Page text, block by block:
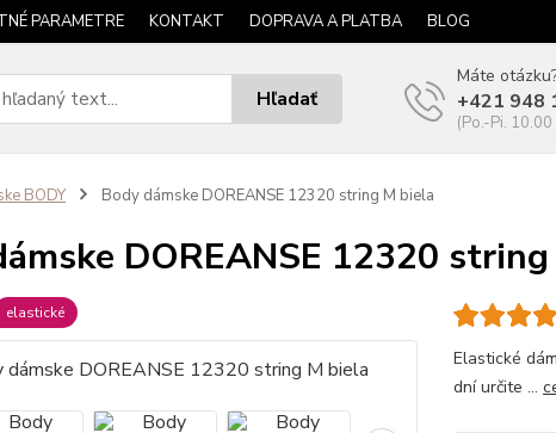
PARAMETRE KONTAKT DOPRAVA A PLATBA BLOG
Hľadať
Máte
+421 948
(Po.-Pi.
BODY Body dámske DOREANSE 12320 string M biela
DOREANSE 12320
elastické
Elastické
dní určite ...